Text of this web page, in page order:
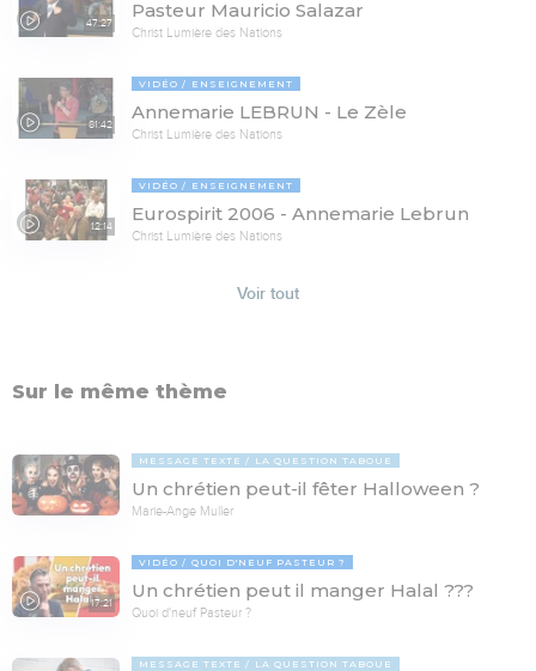
47:27
Pasteur Mauricio Salazar
Christ Lumière des Nations
81:42
VIDÉO ENSEIGNEMENT
Annemarie LEBRUN - Le Zèle
Christ Lumière des Nations
12:14
VIDÉO ENSEIGNEMENT
Eurospirit 2006 - Annemarie Lebrun
Christ Lumière des Nations
Voir tout
Sur le même thème
MESSAGE TEXTE LA QUESTION TABOUE
Un chrétien peut-il fêter Halloween ?
Marie-Ange Muller
17:21
VIDÉO QUOI D'NEUF PASTEUR ?
Un chrétien peut il manger Halal ???
Quoi d'neuf Pasteur ?
MESSAGE TEXTE LA QUESTION TABOUE